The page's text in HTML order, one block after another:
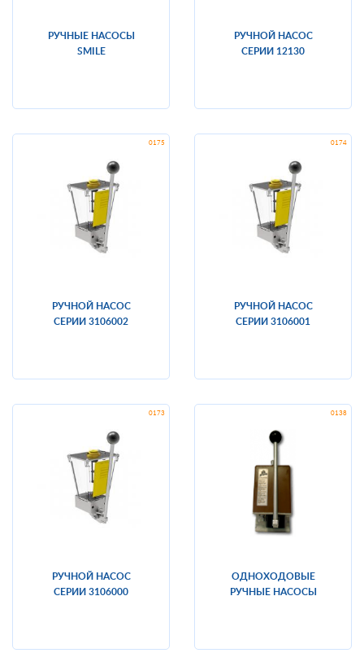
РУЧНЫЕ НАСОСЫ
SMILE
РУЧНОЙ НАСОС
СЕРИИ 12130
РУЧНОЙ НАСОС
СЕРИИ 3106002
РУЧНОЙ НАСОС
СЕРИИ 3106001
РУЧНОЙ НАСОС
СЕРИИ 3106000
ОДНОХОДОВЫЕ
РУЧНЫЕ НАСОСЫ